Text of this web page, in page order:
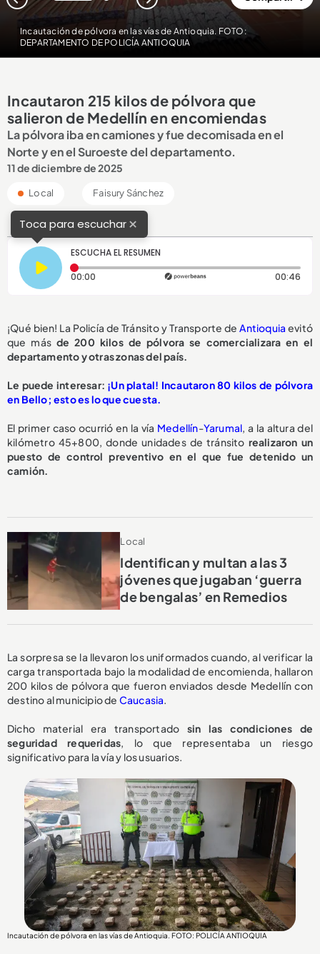
Incautación de pólvora en las vías de Antioquia. FOTO:
DEPARTAMENTO DE POLICÍA ANTIOQUIA
Incautaron 215 kilos de pólvora que
salieron de Medellín en encomiendas
La pólvora iba en camiones y fue decomisada en el
Norte y en el Suroeste del departamento.
11 de diciembre de 2025
Local Faisury Sánchez
Toca para escuchar×
ESCUCHA EL RESUMEN
00:00 Tiempo transcurrido: 0 segundos 00:46
¡Qué bien! La Policía de Tránsito y Transporte deAntioquia evitó
que más de 200 kilos de pólvora se comercializara en el
departamento y otras zonas del país.
Le puede interesar: ¡Un platal! Incautaron 80 kilos de pólvora
en Bello; esto es lo que cuesta.
El primer caso ocurrió en la vía Medellín-Yarumal, a la altura del
kilómetro 45+800, donde unidades de tránsito realizaron un
puesto de control preventivo en el que fue detenido un
camión.
Local
Identifican y multan a las 3
jóvenes que jugaban ‘guerra
de bengalas’ en Remedios
La sorpresa se la llevaron los uniformados cuando, al verificar la
carga transportada bajo la modalidad de encomienda, hallaron
200 kilos de pólvora que fueron enviados desde Medellín con
destino al municipio de Caucasia.
Dicho material era transportado sin las condiciones de
seguridad requeridas, lo que representaba un riesgo
significativo para la vía y los usuarios.
Incautación de pólvora en las vías de Antioquia. FOTO: POLICÍA ANTIOQUIA